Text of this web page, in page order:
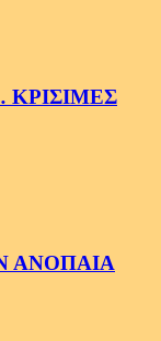
ΑΝΟΠΑΙΑ